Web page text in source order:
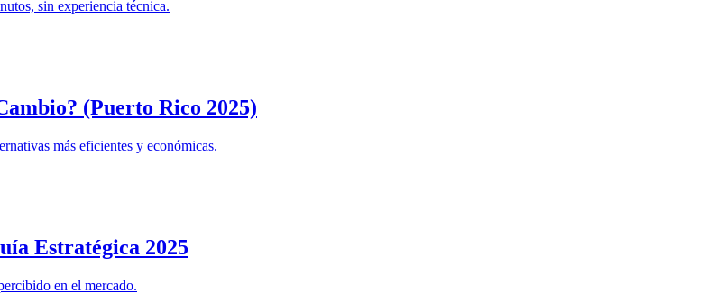
sin experiencia técnica.
(Puerto Rico 2025)
más eficientes y económicas.
Estratégica 2025
en el mercado.